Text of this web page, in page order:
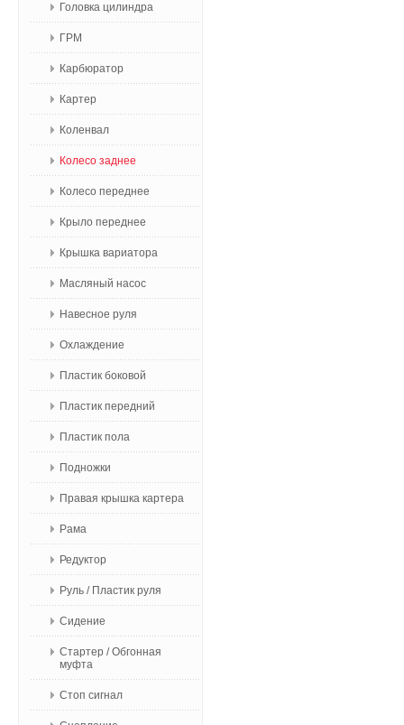
Головка цилиндра
ГРМ
Карбюратор
Картер
Коленвал
Колесо заднее
Колесо переднее
Крыло переднее
Крышка вариатора
Масляный насос
Навесное руля
Охлаждение
Пластик боковой
Пластик передний
Пластик пола
Подножки
Правая крышка картера
Рама
Редуктор
Руль / Пластик руля
Сидение
Стартер / Обгонная
муфта
Стоп сигнал